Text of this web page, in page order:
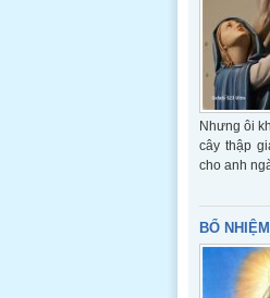
Nhưng ôi
cây thập
cho anh
BỔ